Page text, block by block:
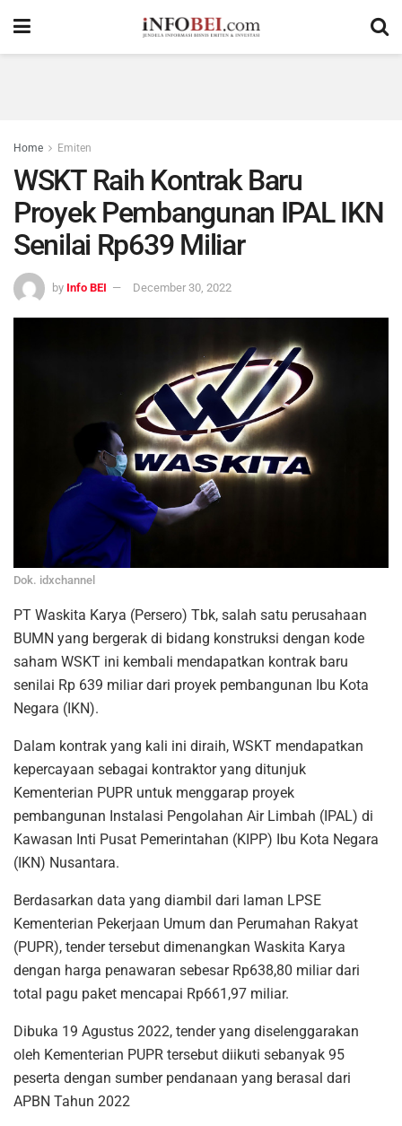
Home Emiten
WSKT Raih Kontrak Baru
Proyek Pembangunan IPAL IKN
Senilai Rp639 Miliar
by Info BEI December 30, 2022
Dok. idxchannel
PT Waskita Karya (Persero) Tbk, salah satu perusahaan
BUMN yang bergerak di bidang konstruksi dengan kode
saham WSKT ini kembali mendapatkan kontrak baru
senilai Rp 639 miliar dari proyek pembangunan Ibu Kota
Negara (IKN).
Dalam kontrak yang kali ini diraih, WSKT mendapatkan
kepercayaan sebagai kontraktor yang ditunjuk
Kementerian PUPR untuk menggarap proyek
pembangunan Instalasi Pengolahan Air Limbah (IPAL) di
Kawasan Inti Pusat Pemerintahan (KIPP) Ibu Kota Negara
(IKN) Nusantara.
Berdasarkan data yang diambil dari laman LPSE
Kementerian Pekerjaan Umum dan Perumahan Rakyat
(PUPR), tender tersebut dimenangkan Waskita Karya
dengan harga penawaran sebesar Rp638,80 miliar dari
total pagu paket mencapai Rp661,97 miliar.
Dibuka 19 Agustus 2022, tender yang diselenggarakan
oleh Kementerian PUPR tersebut diikuti sebanyak 95
peserta dengan sumber pendanaan yang berasal dari
APBN Tahun 2022